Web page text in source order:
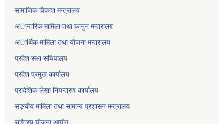
सामाजिक विकाश मन्त्रालय
अान्तरिक मामिला तथा कानुन मन्त्रालय
अार्थिक मामिला तथा याेजना मन्त्रालय
प्रदेश सभा सचिवालय
प्रदेश प्रमुख कार्यालय
प्रादेशिक लेखा नियन्त्रण कार्यालय
सङ्‍घीय मामिला तथा सामान्य प्रशासन मन्त्रालय
राष्ट्रिय योजना आयोग